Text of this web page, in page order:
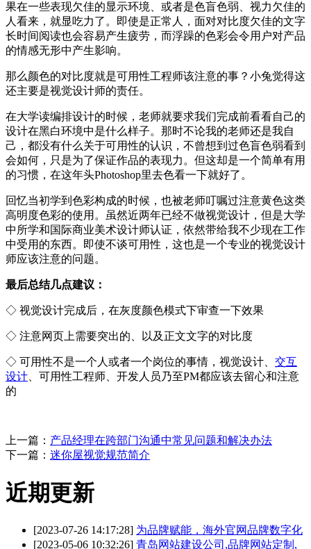
果在一些表现欠佳的显示环境、或者是色盲色弱、视力欠佳的
人看来，就显吃力了。即使是正常人，面对对比度欠佳的文字
长时间阅读也会容易产生疲劳，而浮躁的色彩会令用户对产品
的情感无形中产生影响。
那么颜色的对比度就是可用性工程师该注意的事？小兔觉得这
还主要是视觉设计师的责任。
在大学读编排设计的时候，老师就要求我们完成前看看自己的
设计在黑白环境中是什么样子。那时不论我的老师还是我自
己，都没有什么关于可用性的认识，不曾想到过色盲色弱看到
会如何，只是为了保证作品的表现力。但这却是一个简单有用
的习惯，在这年头Photoshop里去色看一下就好了。
回忆当初学到色彩构成的时候，也被老师叮嘱过注意黄色这类
高明度色彩的使用。虽然近两年已经不做视觉设计，但是大学
中所学和国际商业美术设计师认证，依然带给我不少现在工作
中受用的东西。即使不谈可用性，这也是一个专业的视觉设计
师应该注意的问题。
最后总结几点建议：
◇ 视觉设计完成后，在灰度颜色模式下审查一下效果
◇ 注意网页上需要突出的、以及正文文字的对比度
◇ 可用性不是一个人或者一个岗位的事情，视觉设计、 交互
设计、可用性工程师、开发人员乃至PM都应该去留心和注意
的
上一篇： 产品经理在跨部门沟通中常见问题和解决办法
下一篇： 迷你屋视觉规范简介
近期更新
[2023-07-26 14:17:28] 为品牌赋能，海外官网品牌数字化
[2023-05-06 10:32:26] 青岛网站建设公司,品牌网站定制,